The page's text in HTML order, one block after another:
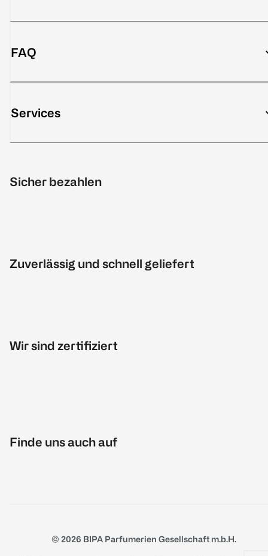
FAQ
Services
Sicher bezahlen
Zuverlässig und schnell geliefert
Wir sind zertifiziert
Finde uns auch auf
© 2026 BIPA Parfumerien Gesellschaft m.b.H.